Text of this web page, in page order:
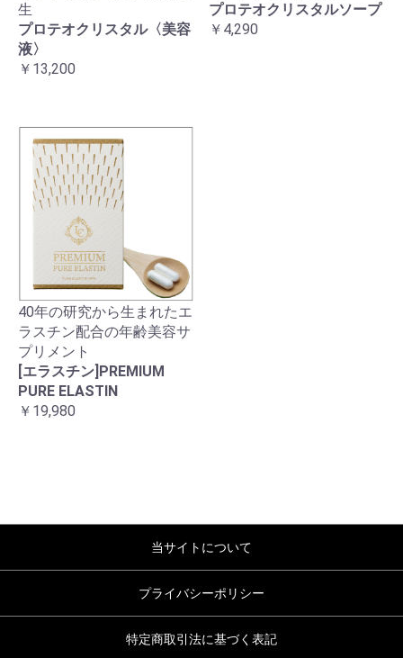
生
プロテオクリスタル〈美容
液〉
￥13,200
プロテオクリスタルソープ
￥4,290
40年の研究から生まれたエ
ラスチン配合の年齢美容サ
プリメント
[エラスチン]PREMIUM
PURE ELASTIN
￥19,980
当サイトについて
プライバシーポリシー
特定商取引法に基づく表記